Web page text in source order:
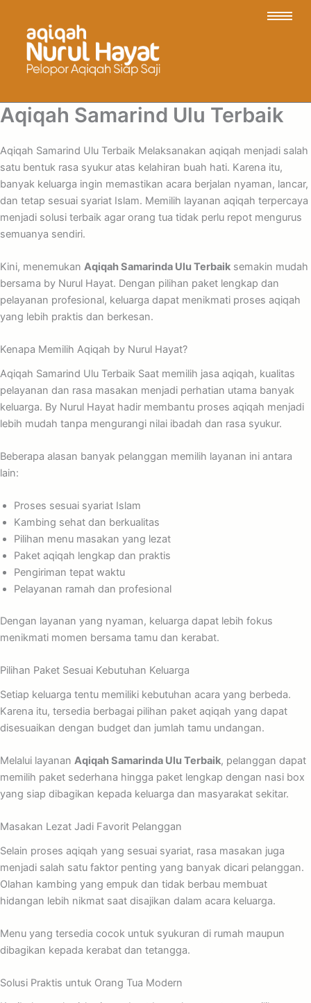
Aqiqah Samarind Ulu Terbaik
Aqiqah Samarind Ulu Terbaik Melaksanakan aqiqah menjadi salah
satu bentuk rasa syukur atas kelahiran buah hati. Karena itu,
banyak keluarga ingin memastikan acara berjalan nyaman, lancar,
dan tetap sesuai syariat Islam. Memilih layanan aqiqah terpercaya
menjadi solusi terbaik agar orang tua tidak perlu repot mengurus
semuanya sendiri.
Kini, menemukan Aqiqah Samarinda Ulu Terbaik semakin mudah
bersama by Nurul Hayat. Dengan pilihan paket lengkap dan
pelayanan profesional, keluarga dapat menikmati proses aqiqah
yang lebih praktis dan berkesan.
Kenapa Memilih Aqiqah by Nurul Hayat?
Aqiqah Samarind Ulu Terbaik Saat memilih jasa aqiqah, kualitas
pelayanan dan rasa masakan menjadi perhatian utama banyak
keluarga. By Nurul Hayat hadir membantu proses aqiqah menjadi
lebih mudah tanpa mengurangi nilai ibadah dan rasa syukur.
Beberapa alasan banyak pelanggan memilih layanan ini antara
lain:
Proses sesuai syariat Islam
Kambing sehat dan berkualitas
Pilihan menu masakan yang lezat
Paket aqiqah lengkap dan praktis
Pengiriman tepat waktu
Pelayanan ramah dan profesional
Dengan layanan yang nyaman, keluarga dapat lebih fokus
menikmati momen bersama tamu dan kerabat.
Pilihan Paket Sesuai Kebutuhan Keluarga
Setiap keluarga tentu memiliki kebutuhan acara yang berbeda.
Karena itu, tersedia berbagai pilihan paket aqiqah yang dapat
disesuaikan dengan budget dan jumlah tamu undangan.
Melalui layanan Aqiqah Samarinda Ulu Terbaik, pelanggan dapat
memilih paket sederhana hingga paket lengkap dengan nasi box
yang siap dibagikan kepada keluarga dan masyarakat sekitar.
Masakan Lezat Jadi Favorit Pelanggan
Selain proses aqiqah yang sesuai syariat, rasa masakan juga
menjadi salah satu faktor penting yang banyak dicari pelanggan.
Olahan kambing yang empuk dan tidak berbau membuat
hidangan lebih nikmat saat disajikan dalam acara keluarga.
Menu yang tersedia cocok untuk syukuran di rumah maupun
dibagikan kepada kerabat dan tetangga.
Solusi Praktis untuk Orang Tua Modern